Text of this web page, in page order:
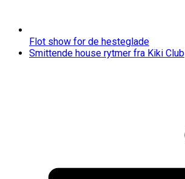
Flot show for de hesteglade
Smittende house rytmer fra Kiki Club